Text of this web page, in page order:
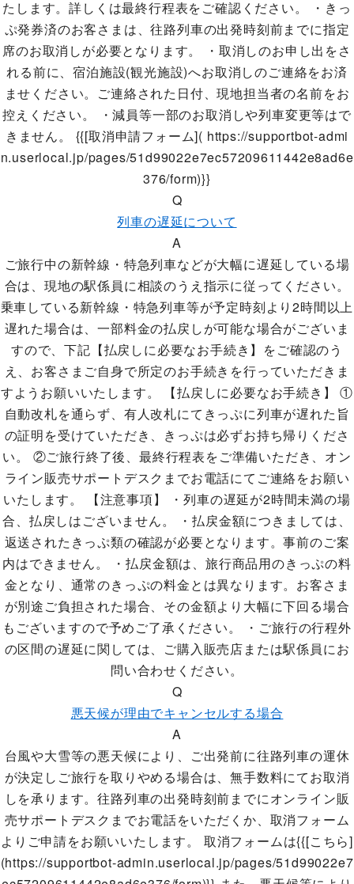
たします。詳しくは最終行程表をご確認ください。 ・きっ
ぷ発券済のお客さまは、往路列車の出発時刻前までに指定
席のお取消しが必要となります。 ・取消しのお申し出をさ
れる前に、宿泊施設(観光施設)へお取消しのご連絡をお済
ませください。ご連絡された日付、現地担当者の名前をお
控えください。 ・減員等一部のお取消しや列車変更等はで
きません。 {{[取消申請フォーム]( https://supportbot-admi
n.userlocal.jp/pages/51d99022e7ec57209611442e8ad6e
376/form)}}
Q
列車の遅延について
A
ご旅行中の新幹線・特急列車などが大幅に遅延している場
合は、現地の駅係員に相談のうえ指示に従ってください。
乗車している新幹線・特急列車等が予定時刻より2時間以上
遅れた場合は、一部料金の払戻しが可能な場合がございま
すので、下記【払戻しに必要なお手続き】をご確認のう
え、お客さまご自身で所定のお手続きを行っていただきま
すようお願いいたします。 【払戻しに必要なお手続き】 ①
自動改札を通らず、有人改札にてきっぷに列車が遅れた旨
の証明を受けていただき、きっぷは必ずお持ち帰りくださ
い。 ②ご旅行終了後、最終行程表をご準備いただき、オン
ライン販売サポートデスクまでお電話にてご連絡をお願い
いたします。 【注意事項】 ・列車の遅延が2時間未満の場
合、払戻しはございません。 ・払戻金額につきましては、
返送されたきっぷ類の確認が必要となります。事前のご案
内はできません。 ・払戻金額は、旅行商品用のきっぷの料
金となり、通常のきっぷの料金とは異なります。お客さま
が別途ご負担された場合、その金額より大幅に下回る場合
もございますので予めご了承ください。 ・ご旅行の行程外
の区間の遅延に関しては、ご購入販売店または駅係員にお
問い合わせください。
Q
悪天候が理由でキャンセルする場合
A
台風や大雪等の悪天候により、ご出発前に往路列車の運休
が決定しご旅行を取りやめる場合は、無手数料にてお取消
しを承ります。往路列車の出発時刻前までにオンライン販
売サポートデスクまでお電話をいただくか、取消フォーム
よりご申請をお願いいたします。 取消フォームは{{[こちら]
(https://supportbot-admin.userlocal.jp/pages/51d99022e7